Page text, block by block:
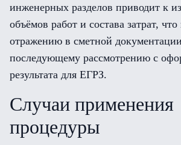
инженерных разделов приводит к
объёмов работ и состава затрат,
отражению в сметной
последующему рассмотрению с
результата для ЕГРЗ.
Случаи применения
процедуры